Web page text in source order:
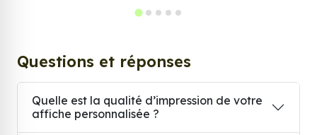
Questions et réponses
Quelle est la qualité d’impression de votre
affiche personnalisée ?